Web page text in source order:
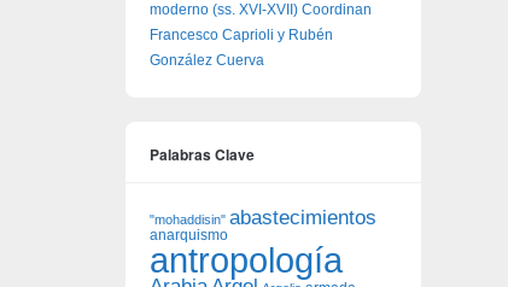
moderno (ss. XVI-XVII) Coordinan
Francesco Caprioli y Rubén
González Cuerva
Palabras Clave
"mohaddisin" abastecimientos
anarquismo
antropología